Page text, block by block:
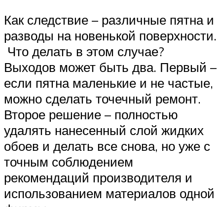
Как следствие – различные пятна и
разводы на новенькой поверхности.
Что делать в этом случае?
Выходов может быть два. Первый –
если пятна маленькие и не частые,
можно сделать точечный ремонт.
Второе решение – полностью
удалять нанесенный слой жидких
обоев и делать все снова, но уже с
точным соблюдением
рекомендаций производителя и
использованием материалов одной